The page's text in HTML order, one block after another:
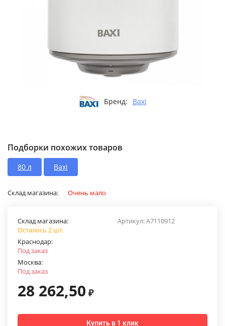
Бренд: Baxi
Подборки похожих товаров
80 л Baxi
Склад магазина: Очень мало
Артикул:A7110912
Склад магазина:
Осталось 2 шт.
Краснодар:
Под заказ
Москва:
Под заказ
28 262,50 ₽
Купить в 1 клик